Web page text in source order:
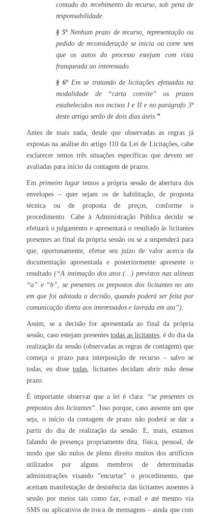
contado do recebimento do recurso, sob pena de
responsabilidade.
§ 5ºNenhum prazo de recurso, representação ou
pedido de reconsideração se inicia ou corre sem
que os autos do processo estejam com vista
franqueada ao interessado.
§ 6ºEm se tratando de licitações efetuadas na
modalidade de “carta convite” os prazos
estabelecidos nos incisos I e II e no parágrafo 3º
deste artigo serão de dois dias úteis. ”
Antes de mais nada, desde que observadas as regras já
expostas na análise do artigo 110 da Lei de Licitações, cabe
esclarecer temos três situações específicas que devem ser
avaliadas para início da contagem de prazos.
Em primeiro lugartemos a própria sessão de abertura dos
envelopes – quer sejam os de habilitação, de proposta
técnica ou de proposta de preços, conforme o
procedimento. Cabe à Administração Pública decidir se
efetuará o julgamento e apresentará o resultado às licitantes
presentes ao final da própria sessão ou se a suspenderá para
que, oportunamente, efetue seu juízo de valor acerca da
documentação apresentada e posteriormente apresente o
resultado (“A intimação dos atos (…) previstos nas alíneas
“a” e “b”, se presentes os prepostos dos licitantes no ato
em que foi adotada a decisão, quando poderá ser feita por
comunicação direta aos interessados e lavrada em ata”).
Assim, se a decisão for apresentada ao final da própria
sessão, caso estejam presentestodas as licitantes, é do dia da
realização da sessão (observadas as regras de contagem) que
começa o prazo para interposição de recurso – salvo se
todas, eu dissetodas, licitantes decidam abrir mão desse
prazo.
É importante observar que a lei é clara: “se presentes os
prepostos dos licitantes”. Isso porque, caso ausente um que
seja, o início da contagem de prazo não poderá se dar a
partir do dia de realização da sessão. E, mais, estamos
falando de presença propriamente dita, física, pessoal, de
modo que são nulos de pleno direito muitos dos artifícios
utilizados por alguns membros de determinadas
administrações visando “encurtar” o procedimento, que
aceitam manifestação de desistência das licitantes ausentes à
sessão por meios tais como fax, e-mail e até mesmo via
SMS ou aplicativos de troca de mensagens – ainda que com